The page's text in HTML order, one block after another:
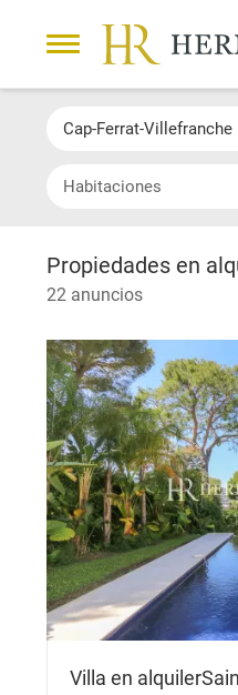
Cap-Ferrat-Villefranche
Habitaciones
Propiedades en
22 anuncios
Villa en alquiler